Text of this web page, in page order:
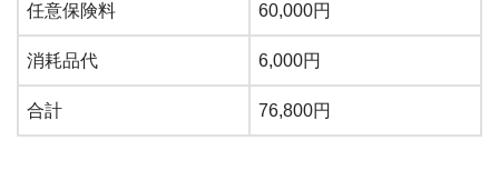
任意保険料 60,000円
消耗品代 6,000円
合計 76,800円